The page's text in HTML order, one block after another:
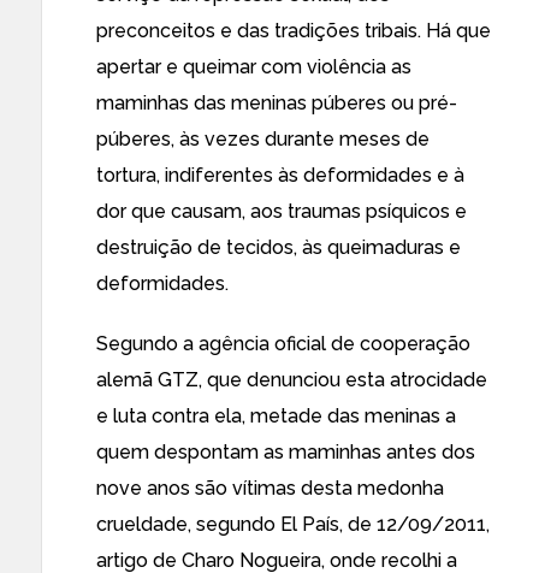
preconceitos e das tradições tribais. Há que
apertar e queimar com violência as
maminhas das meninas púberes ou pré-
púberes, às vezes durante meses de
tortura, indiferentes às deformidades e à
dor que causam, aos traumas psíquicos e
destruição de tecidos, às queimaduras e
deformidades.
Segundo a agência oficial de cooperação
alemã GTZ, que denunciou esta atrocidade
e luta contra ela, metade das meninas a
quem despontam as maminhas antes dos
nove anos são vítimas desta medonha
crueldade, segundo El País, de 12/09/2011,
artigo de Charo Nogueira, onde recolhi a